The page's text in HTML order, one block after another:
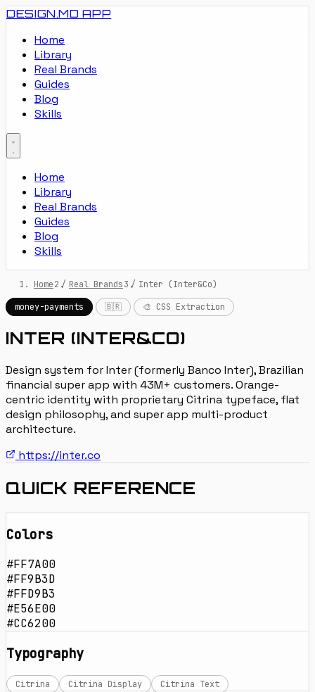
DESIGN.MD APP
Home
Library
Real Brands
Guides
Blog
Skills
Home
Library
Real Brands
Guides
Blog
Skills
Home / Real Brands / Inter (Inter&Co)
money-payments
🇧🇷 🎨 CSS Extraction
INTER (INTER&CO)
Design system for Inter (formerly Banco Inter), Brazilian
financial super app with 43M+ customers. Orange-
centric identity with proprietary Citrina typeface, flat
design philosophy, and super app multi-product
architecture.
https://inter.co
QUICK REFERENCE
Colors
#FF7A00
#FF9B3D
#FFD9B3
#E56E00
#CC6200
Typography
Citrina Citrina Display Citrina Text